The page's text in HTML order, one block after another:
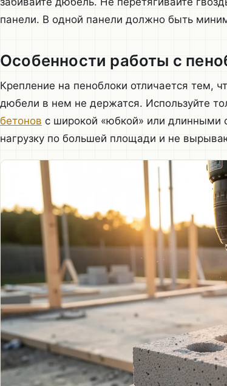
панели. В одной панели должно быть
Особенности работы с
Крепление на пеноблоки отличается тем,
дюбели в нем не держатся. Используйте
бетонов с широкой «юбкой» или
нагрузку по большей площади и не